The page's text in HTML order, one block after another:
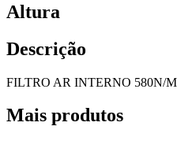
Altura
Descrição
FILTRO AR INTERNO 580N/M
Mais produtos